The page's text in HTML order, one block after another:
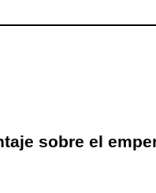
sobre el